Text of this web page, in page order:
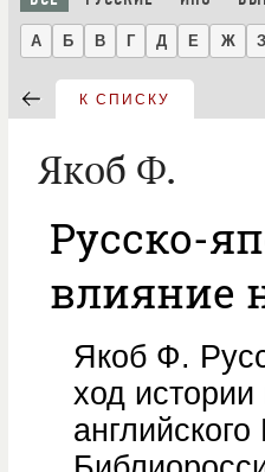
А Б В Г Д Е Ж З
К СПИСКУ
Якоб Ф.
Русско-
влияние
Якоб Ф.
ход